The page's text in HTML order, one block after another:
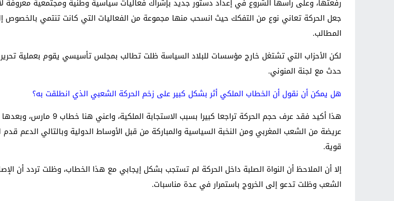
رفعتها، وعلى رأسها الشروع في إعداد دستور جديد بإشراك فعاليات سياسية وطنية ومجتمعية معروفة
جعل الحركة تعاني نوع من التفكك حيث انسحب منها مجموعة من الفعاليات التي كانت تنتمي بالخصوص
المطالب.
لكن الأحزاب التي تشتغل خارج مؤسسات للبلاد السياسة ظلت تطالب بمجلس تأسيسي يقوم بعملية تحرير
حدث مع لجنة المنوني.
هل يمكن أن نقول أن الخطاب الملكي أثر بشكل كبير على زخم الحركة الشعبي الذي انطلقت به؟
هذا أكيد فقد عرف حجم
عريضة من الشعب المغربي ومن النخبة السياسية والمباركة من قبل الأوساط الدولية وبالتالي
قوية.
إلا أن الملاحظ أن النواة الصلبة داخل الحركة لم تستجب بشكل إيجابي مع هذا الخطاب، وظلت تردد أن
الشعب وظلت تدعو إلى الخروج باستمرار في عدة مناسبات.